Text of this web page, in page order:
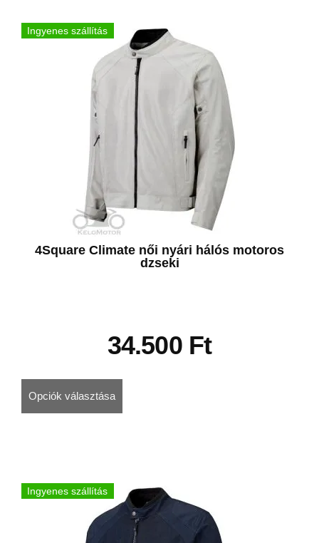
Ingyenes szállítás
4Square Climate női nyári hálós motoros
dzseki
34.500 Ft
Opciók választása
Ingyenes szállítás